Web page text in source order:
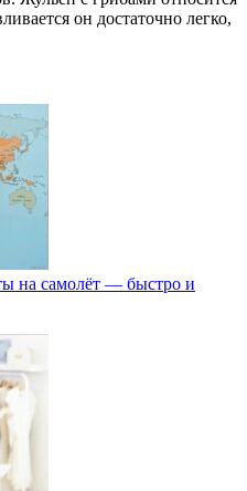
он достаточно легко,
на самолёт — быстро и